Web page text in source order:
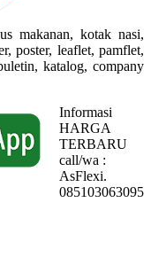
makanan, kotak nasi,
poster, leaflet, pamflet,
katalog, company
Informasi
HARGA
TERBARU
call/wa :
AsFlexi.
085103063095